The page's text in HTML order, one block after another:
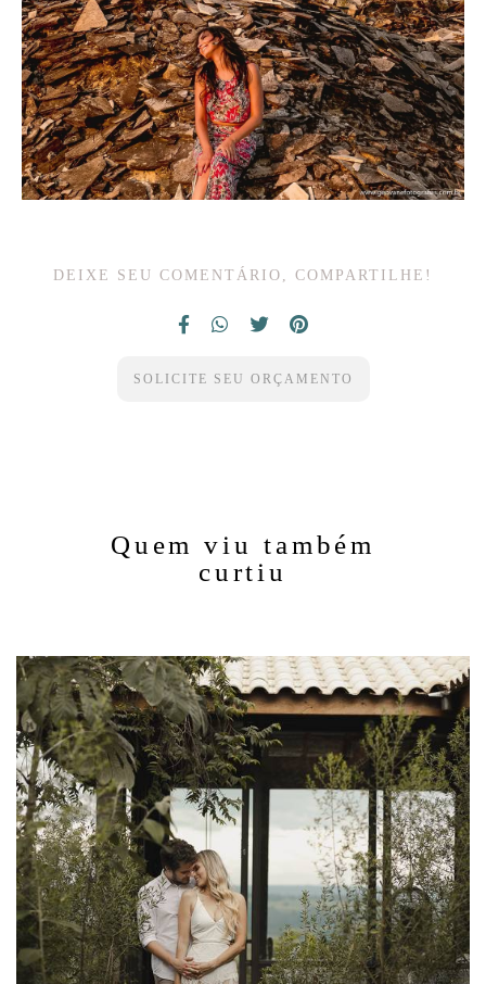
DEIXE SEU COMENTÁRIO, COMPARTILHE!
SOLICITE SEU ORÇAMENTO
Quem viu também
curtiu